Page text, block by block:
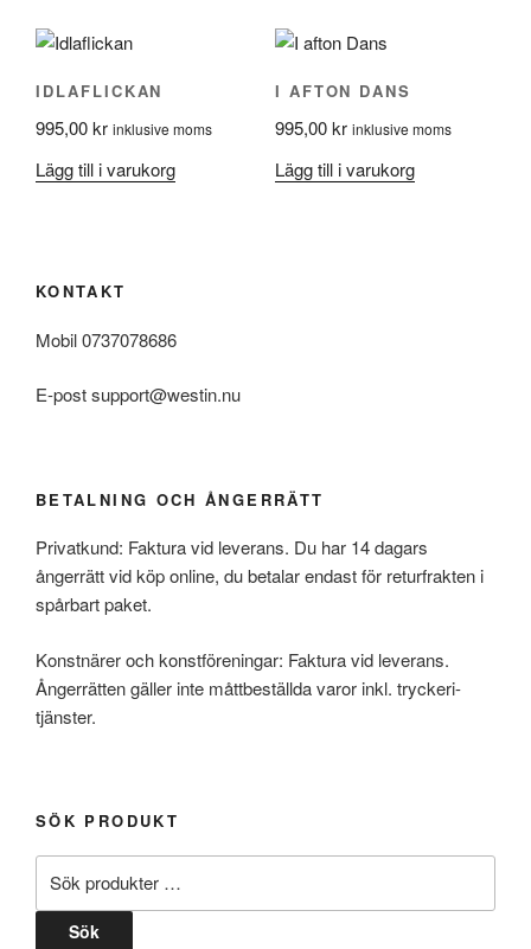
IDLAFLICKAN
995,00kr inklusive moms
Lägg till i varukorg
I AFTON DANS
995,00kr inklusive moms
Lägg till i varukorg
KONTAKT
Mobil 0737078686
E-post support@westin.nu
BETALNING OCH ÅNGERRÄTT
Privatkund: Faktura vid leverans. Du har 14 dagars
ångerrätt vid köp online, du betalar endast för returfrakten i
spårbart paket.
Konstnärer och konstföreningar: Faktura vid leverans.
Ångerrätten gäller inte måttbeställda varor inkl. tryckeri-
tjänster.
SÖK PRODUKT
efter:
Sök